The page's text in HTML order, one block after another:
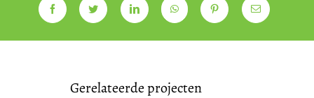
Gerelateerde projecten